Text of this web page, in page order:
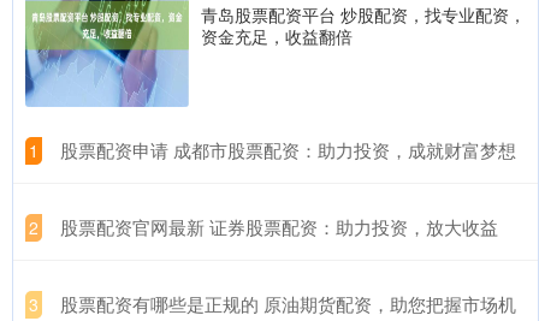
青岛股票配资平台 炒股配资，找专业配资，
资金充足，收益翻倍
1 ​股票配资申请 成都市股票配资：助力投资，成就财富梦想
2 ​股票配资官网最新 证券股票配资：助力投资，放大收益
3
​股票配资有哪些是正规的 原油期货配资，助您把握市场机